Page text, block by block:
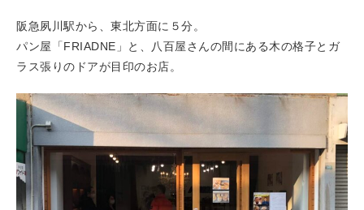
阪急夙川駅から、東北方面に５分。
パン屋「FRIADNE」と、八百屋さんの間にある木の格子とガ
ラス張りのドアが目印のお店。